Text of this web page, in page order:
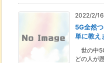
2022/2/16
5G全然
単に教え
世の中
どの人が